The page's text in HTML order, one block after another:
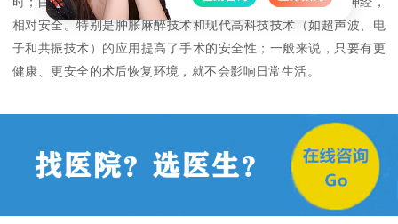
相对安全。特别是肿胀麻醉技术和现代高科技技术（如超声波、电
子和共振技术）的应用提高了手术的安全性；一般来说，只要有更
健康、更安全的术后恢复环境，就不会影响日常生活。